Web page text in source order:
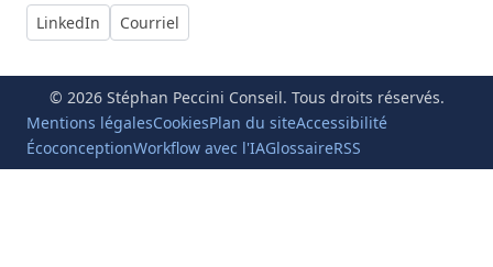
LinkedIn
Courriel
© 2026 Stéphan Peccini Conseil. Tous droits réservés.
Mentions légalesCookiesPlan du siteAccessibilité
ÉcoconceptionWorkflow avec l'IAGlossaireRSS